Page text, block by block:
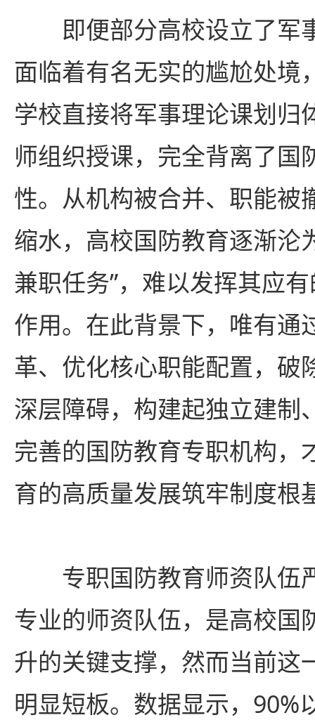
即便部分高校设立了军
面临着有名无实的尴尬处境
学校直接将军事理论课划归
师组织授课，完全背离了国
性。从机构被合并、职能被
缩水，高校国防教育逐渐沦
兼职任务”，难以发挥其应
作用。在此背景下，唯有通
革、优化核心职能配置，破
深层障碍，构建起独立建制
完善的国防教育专职机构，
育的高质量发展筑牢制度根
专职国防教育师资队伍
专业的师资队伍，是高校国
升的关键支撑，然而当前这
明显短板。数据显示，90%